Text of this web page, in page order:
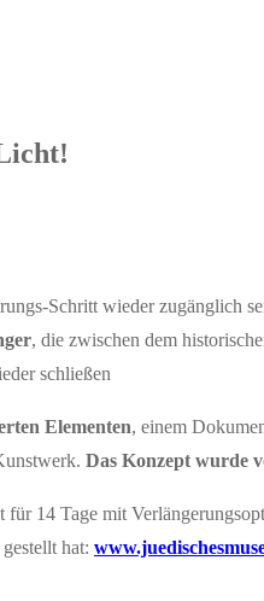
Schritt wieder zugänglich
, die zwischen dem
schließen
Elementen, einem
Das Konzept wurde
für 14 Tage mit
hat: